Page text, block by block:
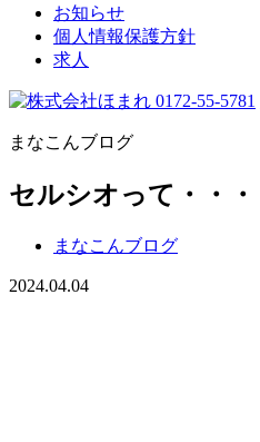
お知らせ
個人情報保護方針
求人
0172-55-5781
まなこんブログ
セルシオって・・・
まなこんブログ
2024.04.04